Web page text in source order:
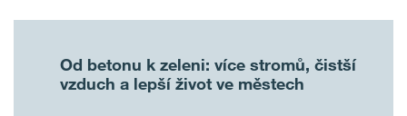
Od betonu k zeleni: více stromů, čistší
vzduch a lepší život ve městech